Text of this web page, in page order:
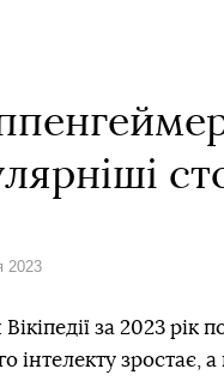
2023
за 2023 рік
інтелекту зростає,